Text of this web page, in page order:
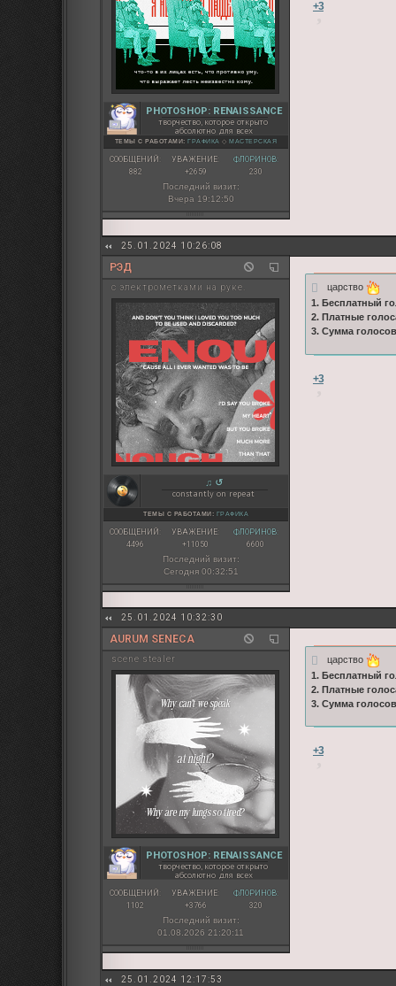
PHOTOSHOP: RENAISSANCE
творчество, которое открыто
абсолютно для всех
ТЕМЫ С РАБОТАМИ: ГРАФИКА ◇ МАСТЕРСКАЯ
СООБЩЕНИЙ:
882
УВАЖЕНИЕ:
+2659
ФЛОРИНОВ:
230
Последний визит:
Вчера 19:12:50
+3
25.01.2024 10:26:08
РЭД
с электрометками на руке.
♫ ↺
constantly on repeat
ТЕМЫ С РАБОТАМИ: ГРАФИКА
СООБЩЕНИЙ:
4496
УВАЖЕНИЕ:
+11050
ФЛОРИНОВ:
6600
Последний визит:
Сегодня 00:32:51
царство
1. Бесплатный
2. Платные
3. Сумма
+3
25.01.2024 10:32:30
AURUM SENECA
sсene stealer
PHOTOSHOP: RENAISSANCE
творчество, которое открыто
абсолютно для всех
СООБЩЕНИЙ:
1102
УВАЖЕНИЕ:
+3766
ФЛОРИНОВ:
320
Последний визит:
01.08.2026 21:20:11
царство
1. Бесплатный
2. Платные
3. Сумма
+3
25.01.2024 12:17:53